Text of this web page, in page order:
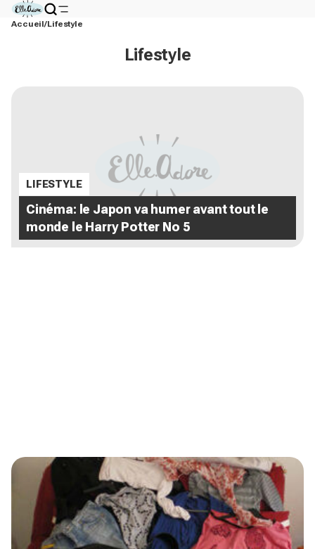
Accueil Lifestyle
Lifestyle
LIFESTYLE
Cinéma: le Japon va humer avant tout le
monde le Harry Potter No 5